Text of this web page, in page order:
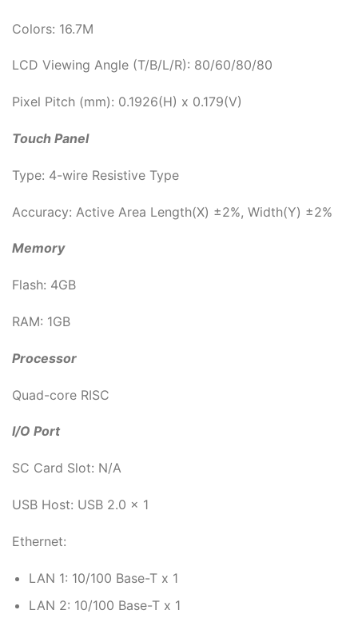
Colors: 16.7M
LCD Viewing Angle (T/B/L/R): 80/60/80/80
Pixel Pitch (mm): 0.1926(H) x 0.179(V)
Touch Panel
Type: 4-wire Resistive Type
Accuracy: Active Area Length(X) ±2%, Width(Y) ±2%
Memory
Flash: 4GB
RAM: 1GB
Processor
Quad-core RISC
I/O Port
SC Card Slot: N/A
USB Host: USB 2.0 x 1
Ethernet:
LAN 1: 10/100 Base-T x 1
LAN 2: 10/100 Base-T x 1